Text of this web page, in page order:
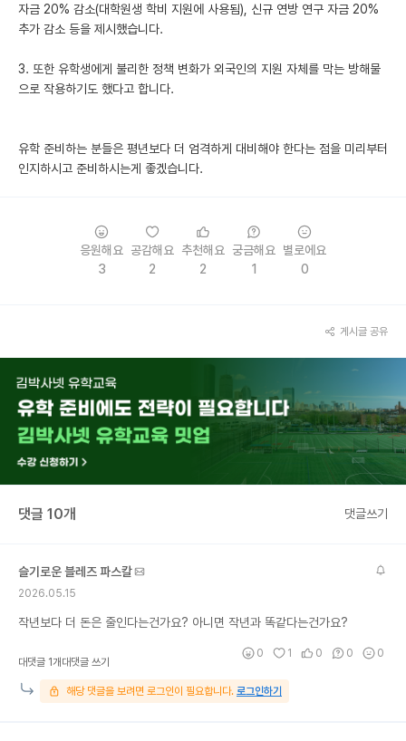
자금 20% 감소(대학원생 학비 지원에 사용됨), 신규 연방 연구 자금 20%
추가 감소 등을 제시했습니다.
3. 또한 유학생에게 불리한 정책 변화가 외국인의 지원 자체를 막는 방해물
으로 작용하기도 했다고 합니다.
유학 준비하는 분들은 평년보다 더 엄격하게 대비해야 한다는 점을 미리부터
인지하시고 준비하시는게 좋겠습니다.
응원해요
3
공감해요
2
추천해요
2
궁금해요
1
별로에요
0
게시글 공유
댓글 10개 댓글쓰기
슬기로운 블레즈 파스칼
2026.05.15
작년보다 더 돈은 줄인다는건가요? 아니면 작년과 똑같다는건가요?
대댓글 1개대댓글 쓰기
0 1 0 0 0
해당 댓글을 보려면 로그인이 필요합니다. 로그인하기